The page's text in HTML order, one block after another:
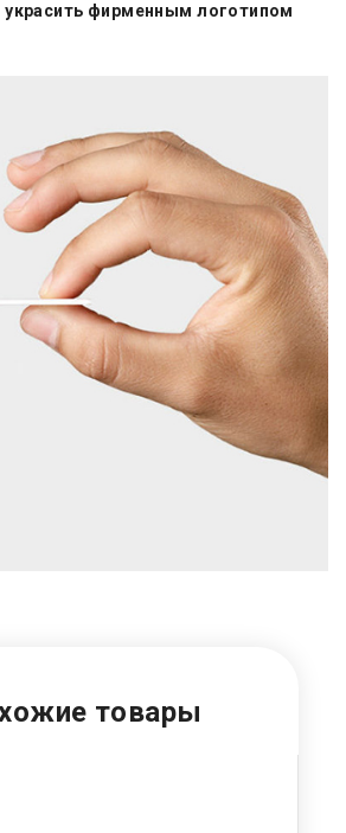
фирменным логотипом
товары